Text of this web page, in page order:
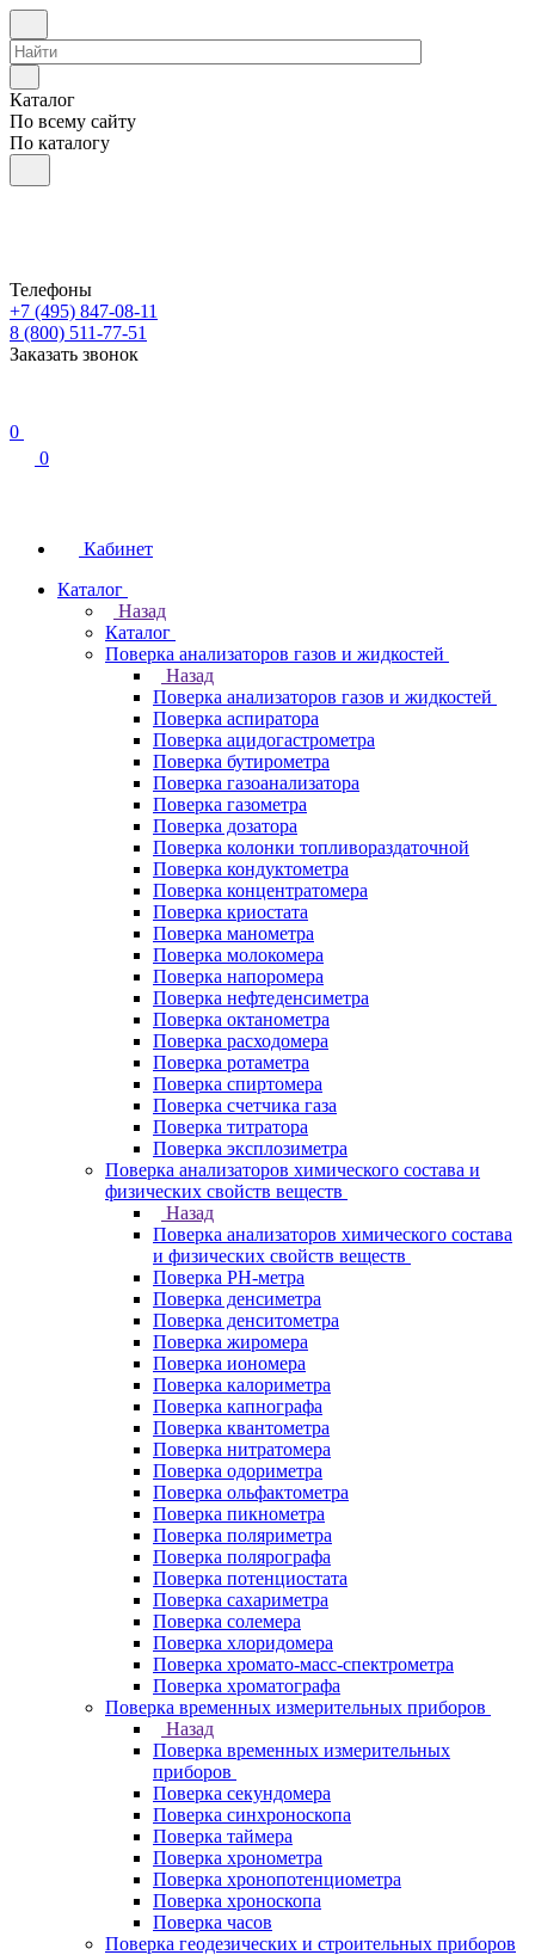
Каталог
По всему сайту
По каталогу
Телефоны
+7 (495) 847-08-11
8 (800) 511-77-51
Заказать звонок
0
0
Кабинет
Каталог
Назад
Каталог
Поверка анализаторов газов и жидкостей
Назад
Поверка анализаторов газов и жидкостей
Поверка аспиратора
Поверка ацидогастрометра
Поверка бутирометра
Поверка газоанализатора
Поверка газометра
Поверка дозатора
Поверка колонки топливораздаточной
Поверка кондуктометра
Поверка концентратомера
Поверка криостата
Поверка манометра
Поверка молокомера
Поверка напоромера
Поверка нефтеденсиметра
Поверка октанометра
Поверка расходомера
Поверка ротаметра
Поверка спиртомера
Поверка счетчика газа
Поверка титратора
Поверка эксплозиметра
Поверка анализаторов химического состава и
физических свойств веществ
Назад
Поверка анализаторов химического состава
и физических свойств веществ
Поверка PH-метра
Поверка денсиметра
Поверка денситометра
Поверка жиромера
Поверка иономера
Поверка калориметра
Поверка капнографа
Поверка квантометра
Поверка нитратомера
Поверка одориметра
Поверка ольфактометра
Поверка пикнометра
Поверка поляриметра
Поверка полярографа
Поверка потенциостата
Поверка сахариметра
Поверка солемера
Поверка хлоридомера
Поверка хромато-масс-спектрометра
Поверка хроматографа
Поверка временных измерительных приборов
Назад
Поверка временных измерительных
приборов
Поверка секундомера
Поверка синхроноскопа
Поверка таймера
Поверка хронометра
Поверка хронопотенциометра
Поверка хроноскопа
Поверка часов
Поверка геодезических и строительных приборов